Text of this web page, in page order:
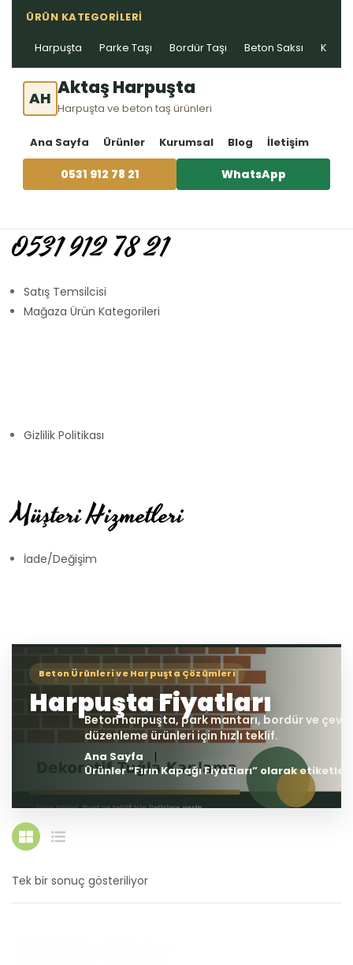
ÜRÜN KATEGORILERI
Harpuşta Parke Taşı Bordür Taşı Beton Saksı Kablo
AH Aktaş Harpuşta
Harpuşta ve beton taş ürünleri
Ana Sayfa Ürünler Kurumsal Blog İletişim
0531 912 78 21 WhatsApp
0531 912 78 21
Satış Temsilcisi
Mağaza Ürün Kategorileri
Gizlilik Politikası
Müşteri Hizmetleri
İade/Değişim
Ana Sayfa
Ürünler “Fırın Kapağı Fiyatları” olarak
Tek bir sonuç gösteriliyor